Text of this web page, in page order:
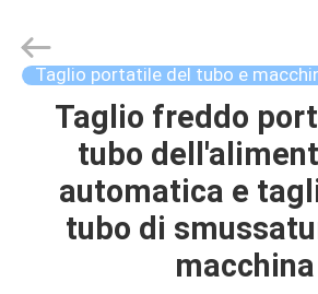
CASA
PRODOTTI
Bohyar
Engineering
Material
Technology(Suzhou)Co.,
Taglio portatile del tubo e
Taglio freddo
tubo
automatica e
tubo di
macchina